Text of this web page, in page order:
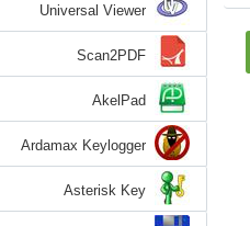
Universal Viewer
Scan2PDF
AkelPad
Ardamax Keylogger
Asterisk Key